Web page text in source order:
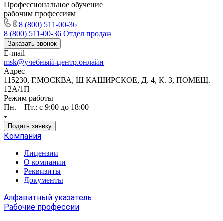
Профессиональное обучение
рабочим профессиям
8 (800) 511-00-36
8 (800) 511-00-36 Отдел продаж
Заказать звонок
E-mail
msk@учебный-центр.онлайн
Адрес
115230, Г.МОСКВА, Ш КАШИРСКОЕ, Д. 4, К. 3, ПОМЕЩ.
12А/1П
Режим работы
Пн. – Пт.: с 9:00 до 18:00
Подать заявку
Компания
Лицензии
О компании
Реквизиты
Документы
Алфавитный указатель
Рабочие профессии